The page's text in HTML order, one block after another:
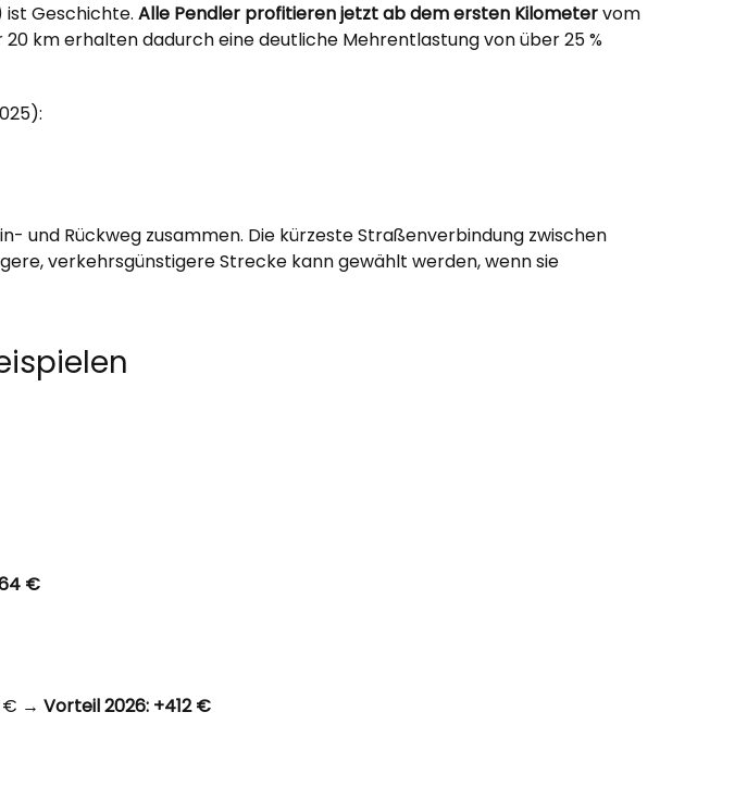
ist Geschichte. Alle Pendler profitieren jetzt ab dem ersten Kilometervom
km erhalten dadurch eine deutliche Mehrentlastung von über 25 %
und Rückweg zusammen. Die kürzeste Straßenverbindung zwischen
verkehrsgünstigere Strecke kann gewählt werden, wenn sie
€
€ → Vorteil 2026: +412 €